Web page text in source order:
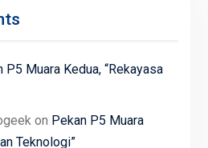
P5 Muara Kedua, “Rekayasa
on Pekan P5 Muara
Teknologi”